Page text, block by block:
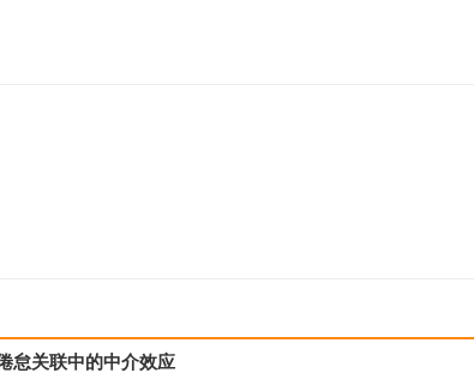
怠关联中的中介效应